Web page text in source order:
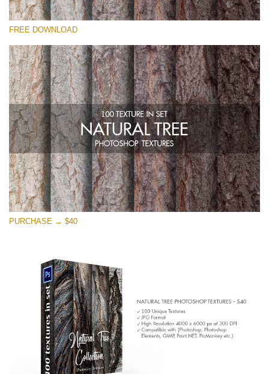
선택 해주세요
Small 800*533px
Natural Tree
(100 Textures)
Large 6000*4000px
Entire Collection
(1783 Overlays)
Large 6000*4000px
무료 다운로드
FREE DOWNLOAD
PURCHASE → $40